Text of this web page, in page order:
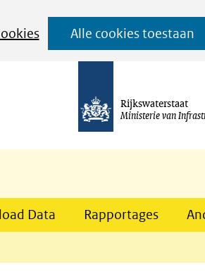
Alle cookies toestaan
Ga
naar
de
Rijkswaterstaat
Ministerie van
Data Rapportages